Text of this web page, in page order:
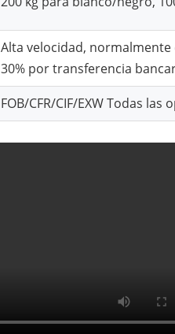
Alta velocidad,
30% por transferencia
FOB/CFR/CIF/EXW Todas